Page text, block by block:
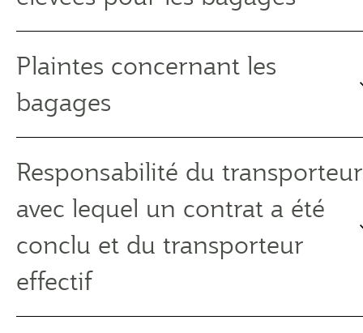
Plaintes concernant les
bagages
Responsabilité du transporteur
avec lequel un contrat a été
conclu et du transporteur
effectif